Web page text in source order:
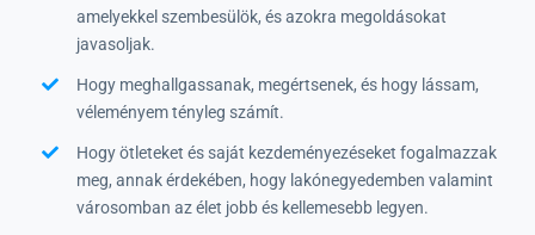
amelyekkel szembesülök, és azokra megoldásokat
javasoljak.
Hogy meghallgassanak, megértsenek, és hogy lássam,
véleményem tényleg számít.
Hogy ötleteket és saját kezdeményezéseket fogalmazzak
meg, annak érdekében, hogy lakónegyedemben valamint
városomban az élet jobb és kellemesebb legyen.